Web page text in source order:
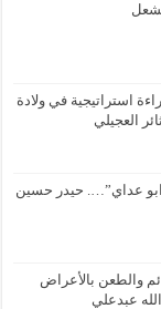
استراتيجية في ولادة
العجيلي
عداي”…. حيدر حسين
والطعن بالأعراض
عبدعلي